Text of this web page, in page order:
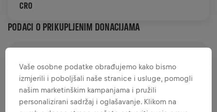
CRO
PODACI O PRIKUPLJENIM DONACIJAMA
DONACIJE DONIRAJ
Pruži svoj doprinos donacijom! 100% iznosa tvoje
donacije bit će utrošeno na istraživanja ozljeda leđne
Vaše osobne podatke obrađujemo kako bismo
izmjerili i poboljšali naše stranice i usluge, pomogli
našim marketinškim kampanjama i pružili
personalizirani sadržaj i oglašavanje. Klikom na